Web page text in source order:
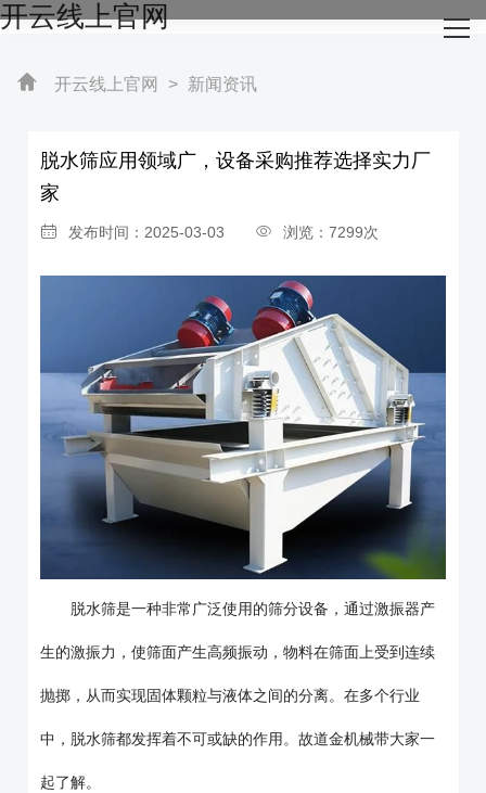
开云线上官网
网站开云线上官网
关于我们
成功案例
开云线上官网-开云（中国）
开云线上官网 > 新闻资讯
脱水筛应用领域广，设备采购推荐选择实力厂
家
发布时间：2025-03-03 浏览：7299次
脱水筛是一种非常广泛使用的筛分设备，通过激振器产
生的激振力，使筛面产生高频振动，物料在筛面上受到连续
抛掷，从而实现固体颗粒与液体之间的分离。在多个行业
中，脱水筛都发挥着不可或缺的作用。故道金机械带大家一
起了解。